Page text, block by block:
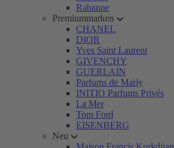
Rabanne
Premiummarken
CHANEL
DIOR
Yves Saint Laurent
GIVENCHY
GUERLAIN
Parfums de Marly
INITIO Parfums Privés
La Mer
Tom Ford
EISENBERG
Neu